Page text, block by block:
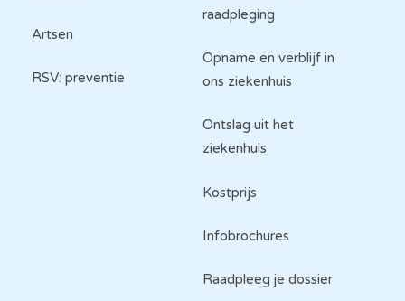
Artsen
RSV: preventie
raadpleging
Opname en verblijf in
ons ziekenhuis
Ontslag uit het
ziekenhuis
Kostprijs
Infobrochures
Raadpleeg je dossier